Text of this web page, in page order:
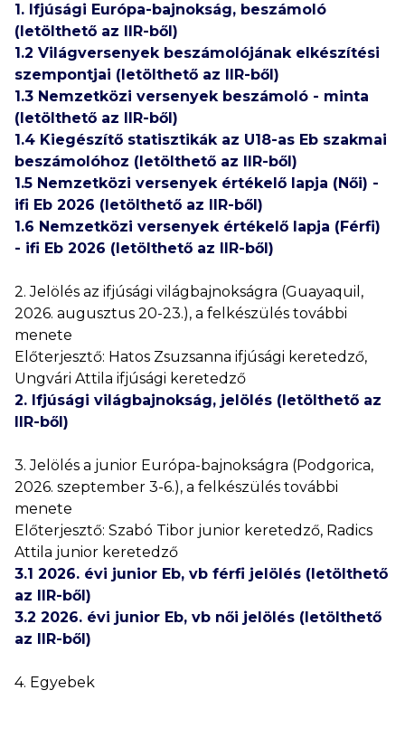
1. Ifjúsági Európa-bajnokság, beszámoló
(letölthető az IIR-ből)
1.2 Világversenyek beszámolójának elkészítési
szempontjai (letölthető az IIR-ből)
1.3 Nemzetközi versenyek beszámoló - minta
(letölthető az IIR-ből)
1.4 Kiegészítő statisztikák az U18-as Eb szakmai
beszámolóhoz (letölthető az IIR-ből)
1.5 Nemzetközi versenyek értékelő lapja (Női) -
ifi Eb 2026 (letölthető az IIR-ből)
1.6 Nemzetközi versenyek értékelő lapja (Férfi)
- ifi Eb 2026 (letölthető az IIR-ből)
2. Jelölés az ifjúsági világbajnokságra (Guayaquil,
2026. augusztus 20-23.), a felkészülés további
menete
Előterjesztő: Hatos Zsuzsanna ifjúsági keretedző,
Ungvári Attila ifjúsági keretedző
2. Ifjúsági világbajnokság, jelölés (letölthető az
IIR-ből)
3. Jelölés a junior Európa-bajnokságra (Podgorica,
2026. szeptember 3-6.), a felkészülés további
menete
Előterjesztő: Szabó Tibor junior keretedző, Radics
Attila junior keretedző
3.1 2026. évi junior Eb, vb férfi jelölés (letölthető
az IIR-ből)
3.2 2026. évi junior Eb, vb női jelölés (letölthető
az IIR-ből)
4. Egyebek